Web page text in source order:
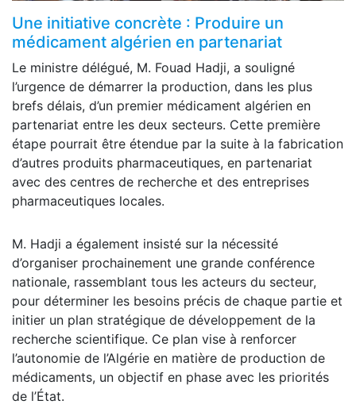
Une initiative concrète : Produire un
médicament algérien en partenariat
Le ministre délégué, M. Fouad Hadji, a souligné
l’urgence de démarrer la production, dans les plus
brefs délais, d’un premier médicament algérien en
partenariat entre les deux secteurs. Cette première
étape pourrait être étendue par la suite à la fabrication
d’autres produits pharmaceutiques, en partenariat
avec des centres de recherche et des entreprises
pharmaceutiques locales.
M. Hadji a également insisté sur la nécessité
d’organiser prochainement une grande conférence
nationale, rassemblant tous les acteurs du secteur,
pour déterminer les besoins précis de chaque partie et
initier un plan stratégique de développement de la
recherche scientifique. Ce plan vise à renforcer
l’autonomie de l’Algérie en matière de production de
médicaments, un objectif en phase avec les priorités
de l’État.